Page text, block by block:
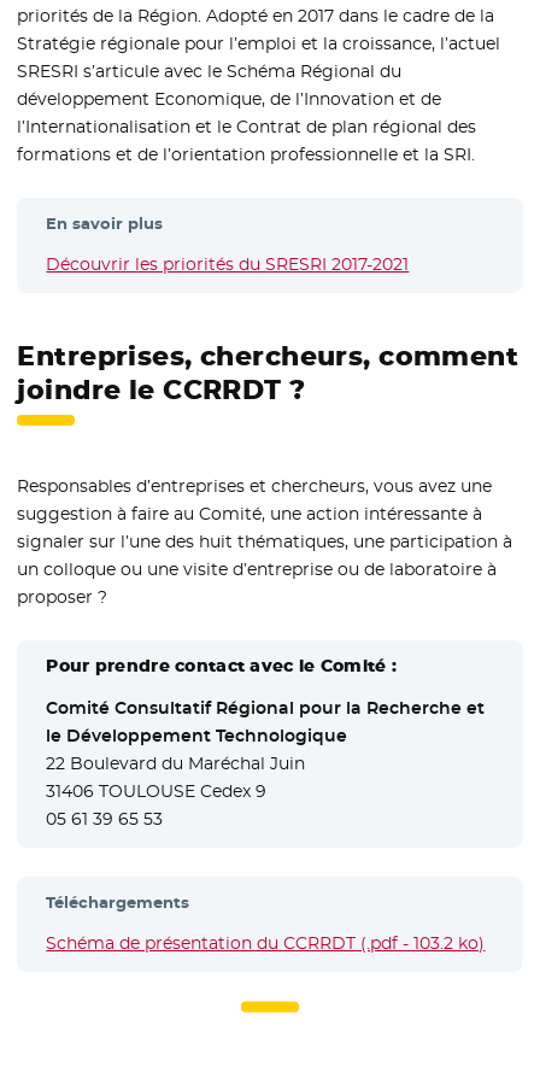
priorités de la Région. Adopté en 2017 dans le cadre de la
Stratégie régionale pour l’emploi et la croissance, l’actuel
SRESRI s’articule avec le Schéma Régional du
développement Economique, de l’Innovation et de
l’Internationalisation et le Contrat de plan régional des
formations et de l’orientation professionnelle et la SRI.
En savoir plus
Découvrir les priorités du SRESRI 2017-2021
Entreprises, chercheurs, comment
joindre le CCRRDT ?
Responsables d’entreprises et chercheurs, vous avez une
suggestion à faire au Comité, une action intéressante à
signaler sur l’une des huit thématiques, une participation à
un colloque ou une visite d’entreprise ou de laboratoire à
proposer ?
Pour prendre contact avec le Comité :
Comité Consultatif Régional pour la Recherche et
le Développement Technologique
22 Boulevard du Maréchal Juin
31406 TOULOUSE Cedex 9
05 61 39 65 53
Téléchargements
Schéma de présentation du CCRRDT (.pdf - 103.2 ko)